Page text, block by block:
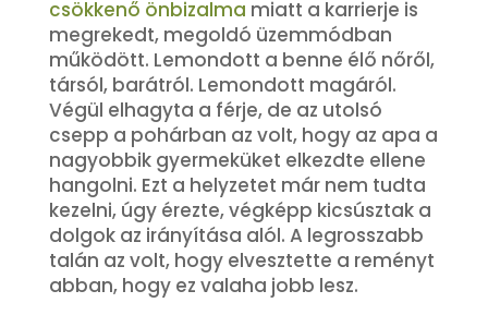
csökkenő önbizalma miatt a karrierje is
megrekedt, megoldó üzemmódban
működött. Lemondott a benne élő nőről,
társól, barátról. Lemondott magáról.
Végül elhagyta a férje, de az utolsó
csepp a pohárban az volt, hogy az apa a
nagyobbik gyermeküket elkezdte ellene
hangolni. Ezt a helyzetet már nem tudta
kezelni, úgy érezte, végképp kicsúsztak a
dolgok az irányítása alól. A legrosszabb
talán az volt, hogy elvesztette a reményt
abban, hogy ez valaha jobb lesz.